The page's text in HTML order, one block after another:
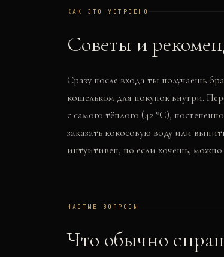
КАК ЭТО УСТРОЕНО
Советы и
Сразу после входа ты получаешь
кошельком для покупок внутри.
с самого тёплого (42 °C),
заказать кокосовую воду или
интуитивен, но если хочешь,
ЧАСТЫЕ ВОПРОСЫ
Что обычно